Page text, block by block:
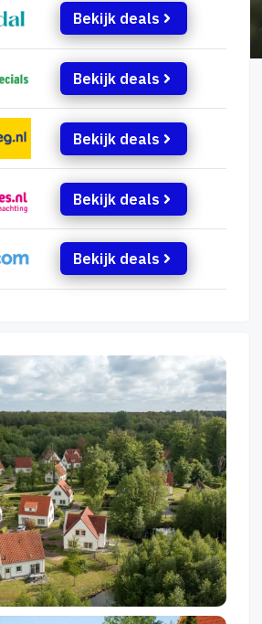
Bekijk deals
Bekijk deals
Bekijk deals
Bekijk deals
Bekijk deals